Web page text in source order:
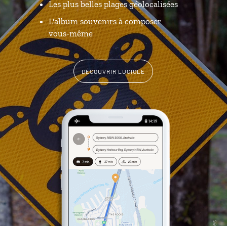
Les plus belles plages géolocalisées
L'album souvenirs à composer
vous-même
DÉCOUVRIR LUCIOLE